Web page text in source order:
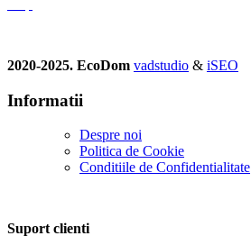
2020-2025. EcoDom vadstudio & iSEO
Informatii
Despre noi
Politica de Сookie
Conditiile de Confidentialitate
Suport clienti